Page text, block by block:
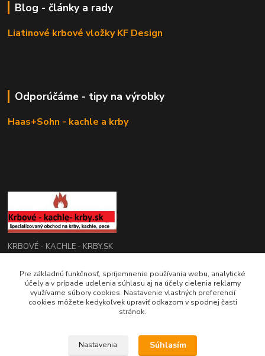
Blog - články a rady
Liatinové krbové vložky KF Design
Odporúčáme - tipy na výrobky
Haas+Sohn - kachle a krby
KRBOVÉ - KACHLE - KRBY.SK
0949 476 255
08:00 - 17.00
Pre základnú funkčnosť, spríjemnenie používania webu, analytické
účely a v prípade udelenia súhlasu aj na účely cielenia reklamy
využívame súbory cookies. Nastavenie vlastných preferencií
cookies môžete kedykoľvek upraviť odkazom v spodnej časti
stránok.
Nastavenia Súhlasím